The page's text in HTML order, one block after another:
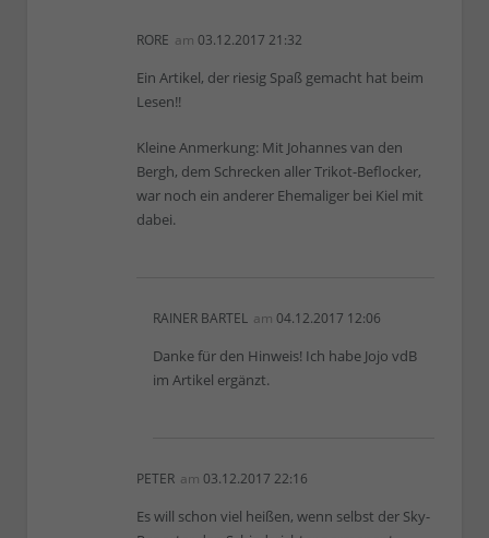
RORE am 03.12.2017 21:32
Ein Artikel, der riesig Spaß gemacht hat beim
Lesen!!
Kleine Anmerkung: Mit Johannes van den
Bergh, dem Schrecken aller Trikot-Beflocker,
war noch ein anderer Ehemaliger bei Kiel mit
dabei.
RAINER BARTEL am 04.12.2017 12:06
Danke für den Hinweis! Ich habe Jojo vdB
im Artikel ergänzt.
PETER am 03.12.2017 22:16
Es will schon viel heißen, wenn selbst der Sky-